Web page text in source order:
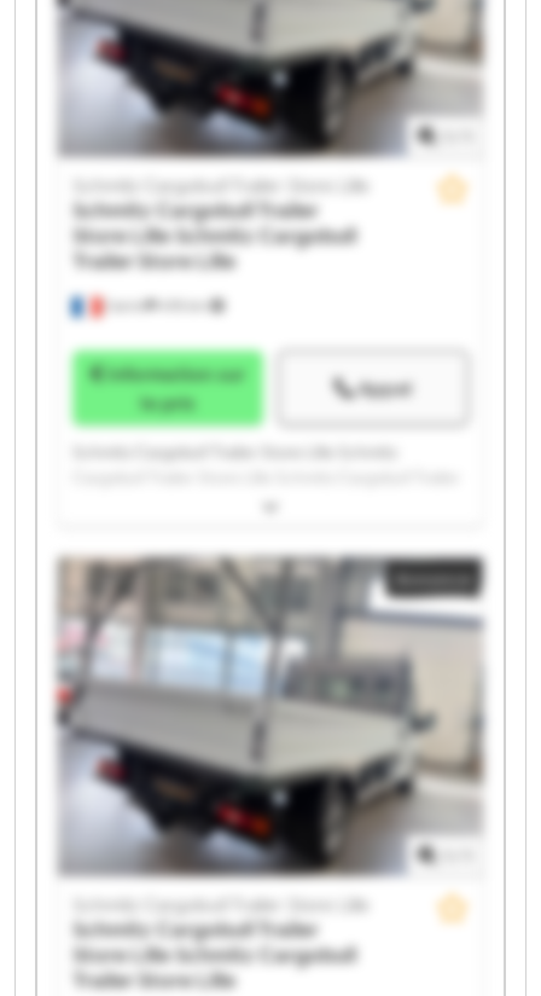
Store Lille Schmitz Cargobull Trailer Store Lille
Schmitz Cargobull Trailer Store Lille Schmitz
Cargobull Trailer Store Lille Schmitz Cargobull Trailer
Store Lille Schmitz Cargobull Trailer Store Lille
Carvin
Schmitz Cargobull Trailer Store Lille
Schmitz Cargobull Trailer
Store Lille Schmitz Cargobull
Trailer Store Lille
le prix
Appel
Store Lille Schmitz Cargobull Trailer Store Lille
Cargobull Trailer Store Lille Schmitz Cargobull Trailer
Store Lille Schmitz Cargobull Trailer Store Lille
Schmitz Cargobull Trailer Store Lille Schmitz
Cargobull Trailer Store Lille Schmitz Cargobull Trailer
Store Lille Schmitz Cargobull Trailer Store Lille
Schmitz Cargobull Trailer Store Lille Schmitz
Cargobull Trailer Store Lille Schmitz Cargobull Trailer
Store Lille Schmitz Cargobull Trailer Store Lille
Schmitz Cargobull Trailer Store Lille Schmitz
Cargobull Trailer Store Lille Schmitz Cargobull Trailer
Store Lille Schmitz Cargobull Trailer Store Lille
Annonce
Schmitz Cargobull Trailer Store Lille
Schmitz Cargobull Trailer
Store Lille Schmitz Cargobull
Trailer Store Lille